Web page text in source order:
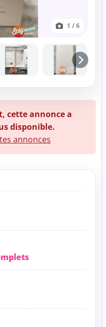
1 / 6
cette annonce a
disponible.
annonces